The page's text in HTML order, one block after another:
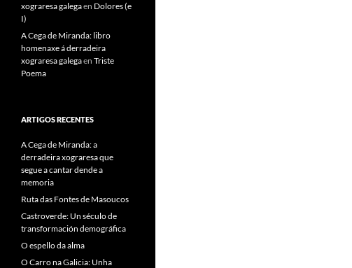
xograresa galegaen Dolores (e
I)
A Cega de Miranda: libro
homenaxe á derradeira
xograresa galegaen Triste
Poema
ARTIGOS RECENTES
A Cega de Miranda: a
derradeira xograresa que
segue a cantar dende a
memoria
Ruta das Fontes de Masoucos
Castroverde: Un século de
transformación demográfica
O espello da alma
O Carro na Galicia: Unha